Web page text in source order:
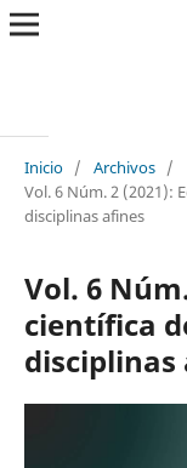
Inicio / Archivos /
Vol. 6 Núm. 2 (2021):
disciplinas afines
Vol. 6
científica
disciplinas